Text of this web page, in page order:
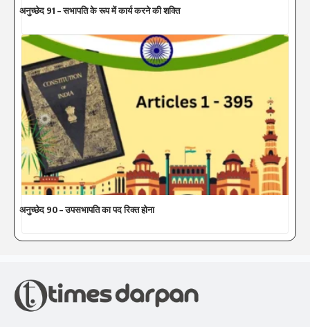
अनुच्छेद 91 – सभापति के रूप में कार्य करने की शक्ति
अनुच्छेद 90 – उपसभापति का पद रिक्त होना